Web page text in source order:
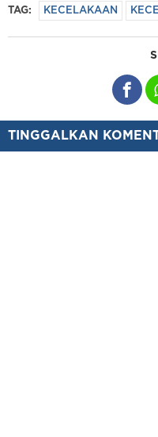
TAG: KECELAKAAN
TINGGALKAN